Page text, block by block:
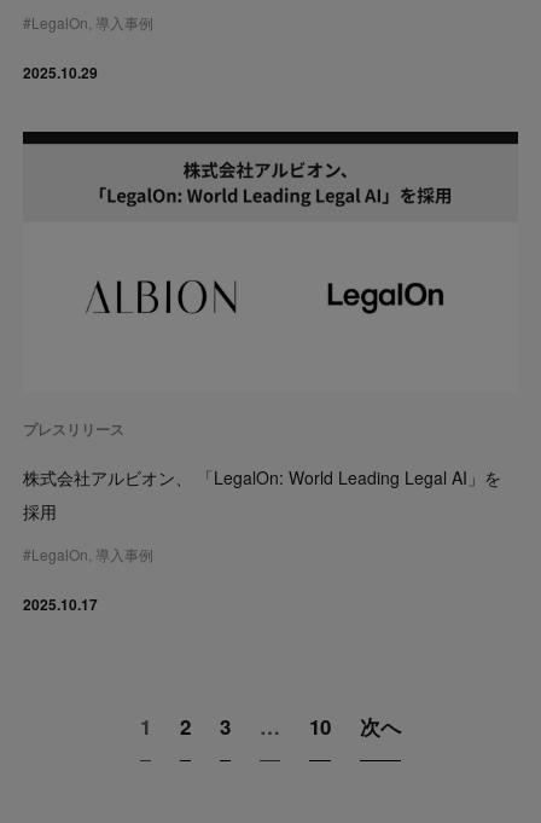
#LegalOn 導入事例
2025.10.29
プレスリリース
株式会社アルビオン、 「LegalOn: World Leading Legal AI」を
採用
#LegalOn 導入事例
2025.10.17
1 2 3 … 10 次へ